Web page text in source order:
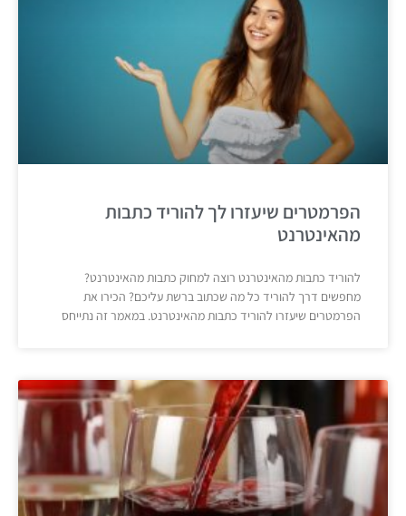
הפרמטרים שיעזרו לך להוריד כתבות
מהאינטרנט
להוריד כתבות מהאינטרנט רוצה למחוק כתבות מהאינטרנט?
מחפשים דרך להוריד כל מה שכתוב ברשת עליכם? הכירו את
הפרמטרים שיעזרו להוריד כתבות מהאינטרנט. במאמר זה נתייחס